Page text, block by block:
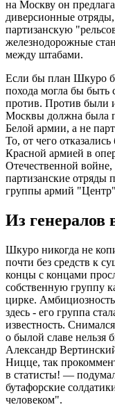
на Москву он
диверсионные
партизанскую
железнодорожные
между штабами.
Если бы план Шкуро
похода могла бы
против. Против были
Москвы должна была
Белой армии, а не
То, от чего
Красной армией в
Отечественной
партизанские отряды
группы армий
Из генералов
Шкуро никогда не
почти без средств к
концы с концами
собственную группу
цирке.
здесь - его группа
известность.
о былой славе нельзя
Александр
Ницце, так
в статисты! —
бутафорские
человеком".